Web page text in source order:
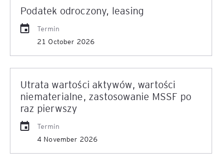
Podatek odroczony, leasing
Termin
21 October 2026
Utrata wartości aktywów, wartości
niematerialne, zastosowanie MSSF po
raz pierwszy
Termin
4 November 2026